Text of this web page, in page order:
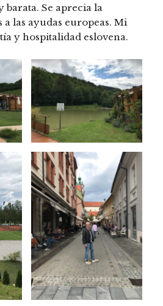
barata. Se aprecia la
las ayudas europeas. Mi
y hospitalidad eslovena.